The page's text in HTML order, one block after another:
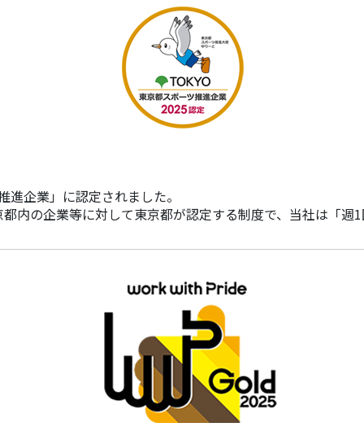
企業」に認定されました。
の企業等に対して東京都が認定する制度で、当社は「